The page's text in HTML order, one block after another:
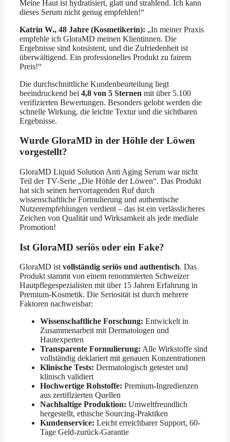
Meine Haut ist hydratisiert, glatt und strahlend. Ich kann
dieses Serum nicht genug empfehlen!“
Katrin W., 48 Jahre (Kosmetikerin): „In meiner Praxis
empfehle ich GloraMD meinen Klientinnen. Die
Ergebnisse sind konsistent, und die Zufriedenheit ist
überwältigend. Ein professionelles Produkt zu fairem
Preis!“
Die durchschnittliche Kundenbeurteilung liegt
beeindruckend bei 4,8 von 5 Sternen mit über 5.100
verifizierten Bewertungen. Besonders gelobt werden die
schnelle Wirkung, die leichte Textur und die sichtbaren
Ergebnisse.
Wurde GloraMD in der Höhle der Löwen
vorgestellt?
GloraMD Liquid Solution Anti Aging Serum war nicht
Teil der TV-Serie „Die Höhle der Löwen“. Das Produkt
hat sich seinen hervorragenden Ruf durch
wissenschaftliche Formulierung und authentische
Nutzerempfehlungen verdient – das ist ein verlässlicheres
Zeichen von Qualität und Wirksamkeit als jede mediale
Promotion!
Ist GloraMD seriös oder ein Fake?
GloraMD istvollständig seriös und authentisch. Das
Produkt stammt von einem renommierten Schweizer
Hautpflegespezialisten mit über 15 Jahren Erfahrung in
Premium-Kosmetik. Die Seriosität ist durch mehrere
Faktoren nachweisbar:
Wissenschaftliche Forschung: Entwickelt in
Zusammenarbeit mit Dermatologen und
Hautexperten
Transparente Formulierung: Alle Wirkstoffe sind
vollständig deklariert mit genauen Konzentrationen
Klinische Tests: Dermatologisch getestet und
klinisch validiert
Hochwertige Rohstoffe: Premium-Ingredienzen
aus zertifizierten Quellen
Nachhaltige Produktion: Umweltfreundlich
hergestellt, ethische Sourcing-Praktiken
Kundenservice: Leicht erreichbarer Support, 60-
Tage Geld-zurück-Garantie